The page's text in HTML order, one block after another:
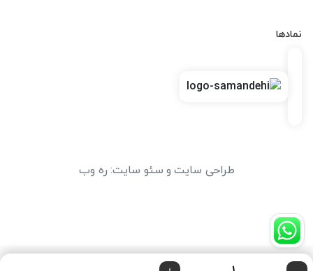
نمادها
طراحی سایت و سئو سایت: ره وب